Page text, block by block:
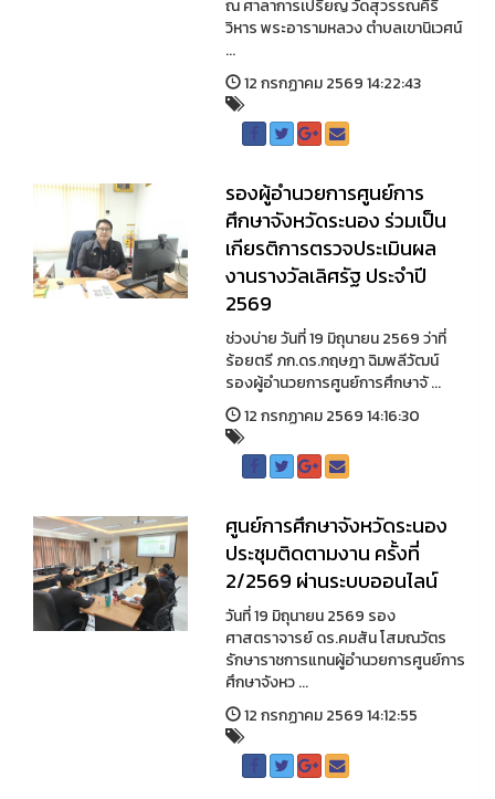
ณ ศาลาการเปรียญ วัดสุวรรณคีรี
วิหาร พระอารามหลวง ตำบลเขานิเวศน์
...
12 กรกฏาคม 2569 14:22:43
รองผู้อำนวยการศูนย์การ
ศึกษาจังหวัดระนอง ร่วมเป็น
เกียรติการตรวจประเมินผล
งานรางวัลเลิศรัฐ ประจำปี
2569
ช่วงบ่าย วันที่ 19 มิถุนายน 2569 ว่าที่
ร้อยตรี ภก.ดร.กฤษฎา ฉิมพลีวัฒน์
รองผู้อำนวยการศูนย์การศึกษาจั ...
12 กรกฏาคม 2569 14:16:30
ศูนย์การศึกษาจังหวัดระนอง
ประชุมติดตามงาน ครั้งที่
2/2569 ผ่านระบบออนไลน์
วันที่ 19 มิถุนายน 2569 รอง
ศาสตราจารย์ ดร.คมสัน โสมณวัตร
รักษาราชการแทนผู้อำนวยการศูนย์การ
ศึกษาจังหว ...
12 กรกฏาคม 2569 14:12:55